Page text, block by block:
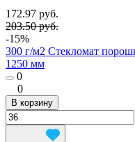
172.97 руб.
203.50 руб.
-15%
300 г/м2 Стекломат
1250 мм
0
0
В корзину